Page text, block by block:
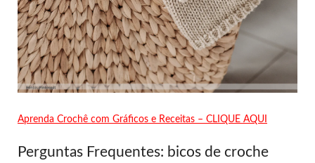
Aprenda Crochê com Gráficos e Receitas – CLIQUE AQUI
Perguntas Frequentes: bicos de croche